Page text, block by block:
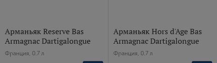
Арманьяк Reserve Bas
Armagnac Dartigalongue
Франция, 0.7 л
Арманьяк Hors d'Age Bas
Armagnac Dartigalongue
Франция, 0.7 л